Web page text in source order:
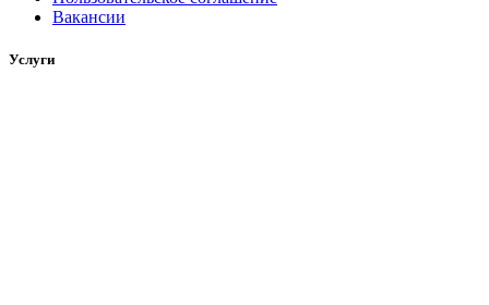
Вакансии
Услуги